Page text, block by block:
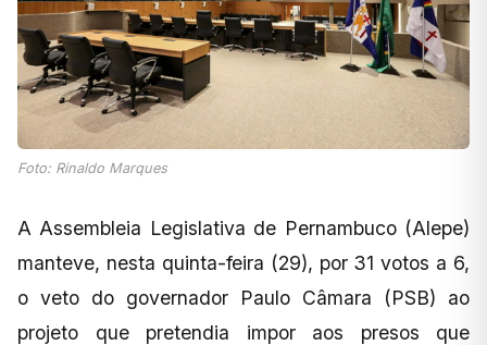
Foto: Rinaldo Marques
A Assembleia Legislativa de Pernambuco (Alepe)
manteve, nesta quinta-feira (29), por 31 votos a 6,
o veto do governador Paulo Câmara (PSB) ao
projeto que pretendia impor aos presos que